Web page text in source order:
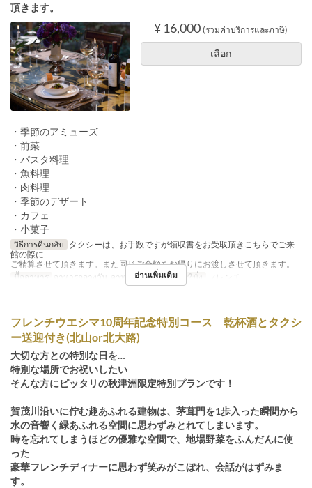
頂きます。
¥ 16,000 (รวมค่าบริการและภาษี)
เลือก
・季節のアミューズ
・前菜
・パスタ料理
・魚料理
・肉料理
・季節のデザート
・カフェ
・小菓子
วิธีการคืนกลับ タクシーは、お手数ですが領収書をお受取頂きこちらでご来
館の際に
ご精算させて頂きます。また同じご金額をお帰りにお渡しさせて頂きます。
มื้ออาหาร
อาหารกลางวัน, อาหารเย็น หมวดหมู่ที่นั่ง フレンチ
อ่านเพิ่มเติม
フレンチウエシマ10周年記念特別コース 乾杯酒とタクシ
ー送迎付き(北山or北大路)
大切な方との特別な日を…
特別な場所でお祝いしたい
そんな方にピッタリの秋津洲限定特別プランです！
賀茂川沿いに佇む趣あふれる建物は、茅葺門を1歩入った瞬間から
水の音響く緑あふれる空間に思わずみとれてしまいます。
時を忘れてしまうほどの優雅な空間で、地場野菜をふんだんに使
った
豪華フレンチディナーに思わず笑みがこぼれ、会話がはずみま
す。